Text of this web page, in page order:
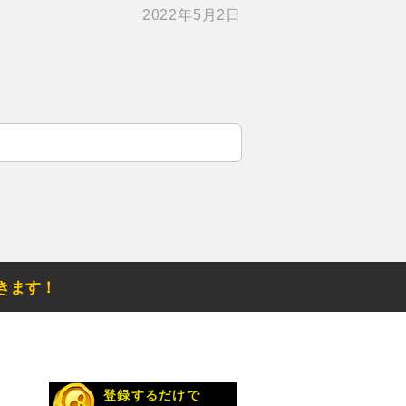
2022年5月2日
ます！
登録するだけで